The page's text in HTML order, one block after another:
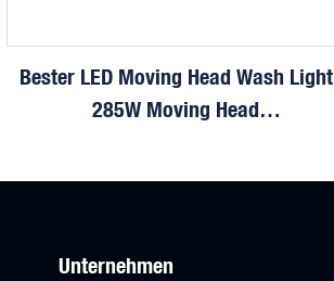
Bester LED Moving Head Wash Light
285W Moving Head
Unternehmen